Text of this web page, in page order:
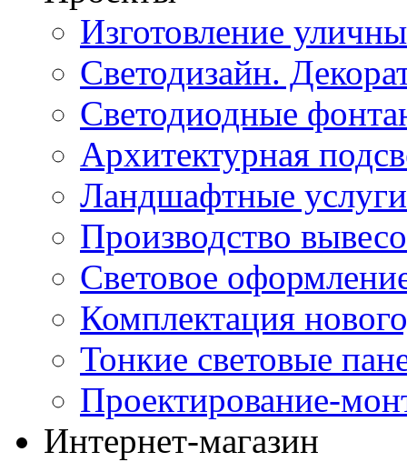
Изготовление
Светодизайн.
Светодиодные
Архитектурная
Ландшафтные
Производство
Световое
Комплектация
Тонкие световые
Проектирование-
Интернет-магазин